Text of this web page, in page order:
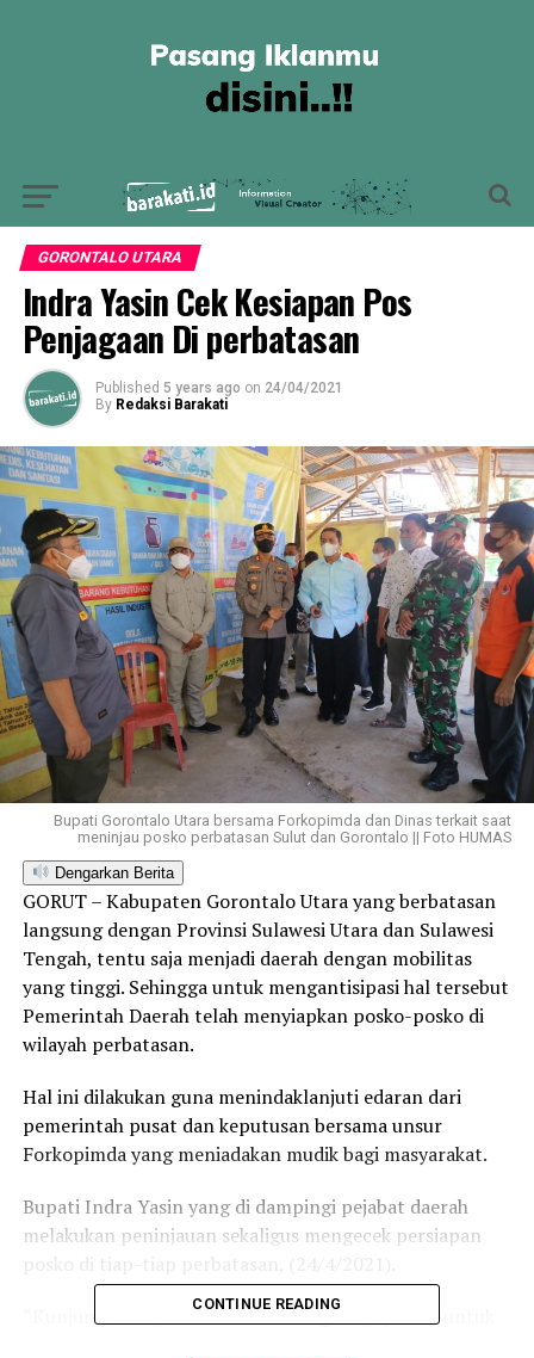
GORONTALO UTARA
Indra Yasin Cek Kesiapan Pos
Penjagaan Di perbatasan
Published 5 years ago on 24/04/2021
By Redaksi Barakati
Bupati Gorontalo Utara bersama Forkopimda dan Dinas terkait saat
meninjau posko perbatasan Sulut dan Gorontalo || Foto HUMAS
Dengarkan Berita
GORUT – Kabupaten Gorontalo Utara yang berbatasan
langsung dengan Provinsi Sulawesi Utara dan Sulawesi
Tengah, tentu saja menjadi daerah dengan mobilitas
yang tinggi. Sehingga untuk mengantisipasi hal tersebut
Pemerintah Daerah telah menyiapkan posko-posko di
wilayah perbatasan.
Hal ini dilakukan guna menindaklanjuti edaran dari
pemerintah pusat dan keputusan bersama unsur
Forkopimda yang meniadakan mudik bagi masyarakat.
Bupati Indra Yasin yang di dampingi pejabat daerah
melakukan peninjauan sekaligus mengecek persiapan
“Kunjungan keperbatasan itu sebagai upaya kita untuk
CONTINUE READING